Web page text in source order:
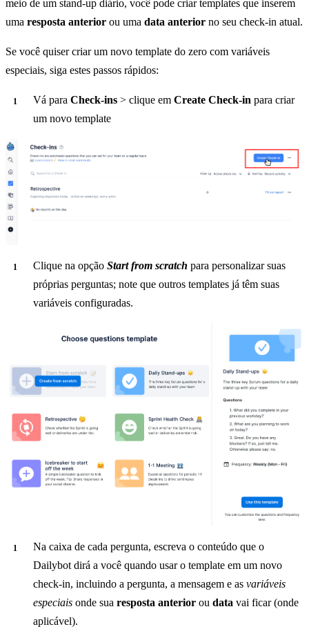
meio de um stand-up diário, você pode criar templates que inserem
uma resposta anterior ou uma data anterior no seu check-in atual.
Se você quiser criar um novo template do zero com variáveis
especiais, siga estes passos rápidos:
Vá para Check-ins > clique em Create Check-in para criar
um novo template
Clique na opção Start from scratch para personalizar suas
próprias perguntas; note que outros templates já têm suas
variáveis configuradas.
Na caixa de cada pergunta, escreva o conteúdo que o
Dailybot dirá a você quando usar o template em um novo
check-in, incluindo a pergunta, a mensagem e as variáveis
especiais onde sua resposta anterior ou data vai ficar (onde
aplicável).